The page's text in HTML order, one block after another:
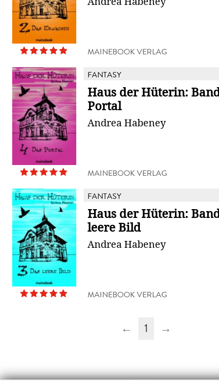
MAINEBOOK VERLAG
FANTASY
Haus der Hüterin:
Portal
Andrea Habeney
MAINEBOOK VERLAG
FANTASY
Haus der Hüterin:
leere Bild
Andrea Habeney
MAINEBOOK VERLAG
← 1 →